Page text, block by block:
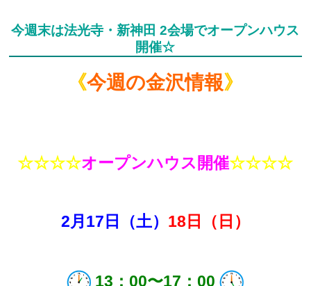
今週末は法光寺・新神田 2会場でオープンハウス
開催☆
《今週の金沢情報》
☆☆☆☆オープンハウス開催☆☆☆☆
2月17 日（土） 18日（日）
13：00〜17：00